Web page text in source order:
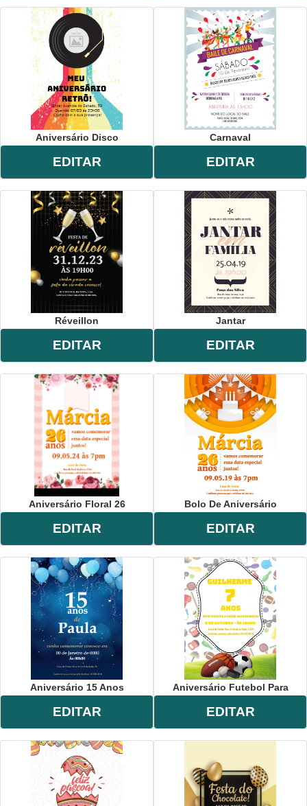
Aniversário Disco
EDITAR
Carnaval
EDITAR
Réveillon
EDITAR
Jantar
EDITAR
Aniversário Floral 26
EDITAR
Bolo De Aniversário
EDITAR
Aniversário 15 Anos
EDITAR
Aniversário Futebol Para
EDITAR